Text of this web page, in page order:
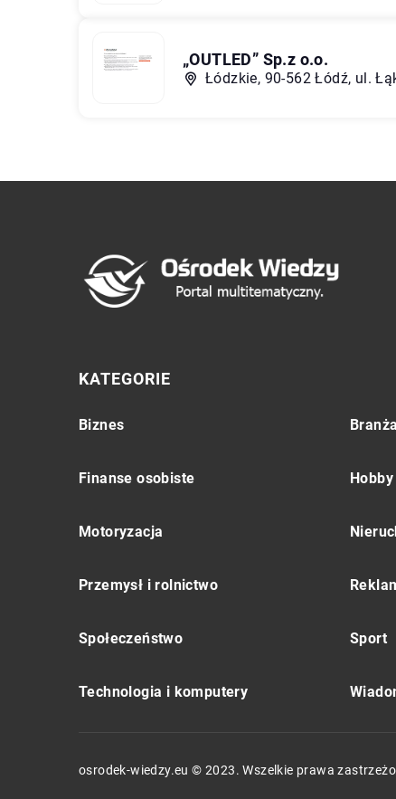
„OUTLED” Sp.z o.o.
Łódzkie, 90-562 Łódź, ul.
KATEGORIE
Biznes
Finanse osobiste
Motoryzacja
Przemysł i rolnictwo
Społeczeństwo Sport
Technologia i komputery
osrodek-wiedzy.eu © 2023. Wszelkie prawa